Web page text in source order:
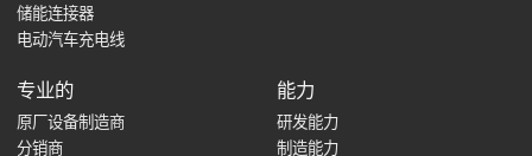
储能连接器
电动汽车充电线
专业的
原厂设备制造商
分销商
能力
研发能力
制造能力